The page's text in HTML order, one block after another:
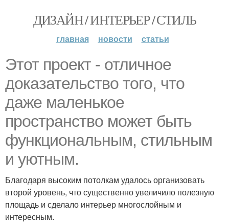
ДИЗАЙН / ИНТЕРЬЕР / СТИЛЬ
главная новости статьи
Этот проект - отличное
доказательство того, что
даже маленькое
пространство может быть
функциональным, стильным
и уютным.
Благодаря высоким потолкам удалось организовать
второй уровень, что существенно увеличило полезную
площадь и сделало интерьер многослойным и
интересным.